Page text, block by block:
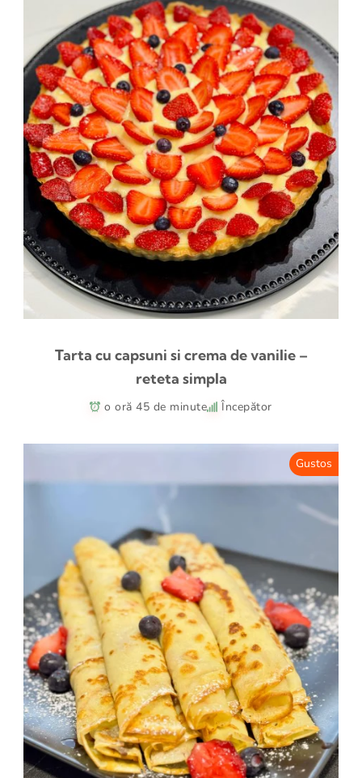
Tarta cu capsuni si crema de vanilie –
reteta simpla
o oră 45 de minute Începător
Gustos